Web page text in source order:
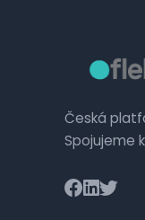
Česká
Spojujeme